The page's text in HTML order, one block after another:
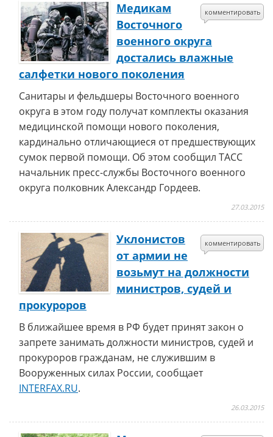
комментировать
Медикам
Восточного
военного округа
достались влажные
салфетки нового поколения
Санитары и фельдшеры Восточного военного
округа в этом году получат комплекты оказания
медицинской помощи нового поколения,
кардинально отличающиеся от предшествующих
сумок первой помощи. Об этом сообщил ТАСС
начальник пресс-службы Восточного военного
округа полковник Александр Гордеев.
27.03.2015
комментировать
Уклонистов
от армии не
возьмут на должности
министров, судей и
прокуроров
В ближайшее время в РФ будет принят закон о
запрете занимать должности министров, судей и
прокуроров гражданам, не служившим в
Вооруженных силах России, сообщает
INTERFAX.RU.
26.03.2015